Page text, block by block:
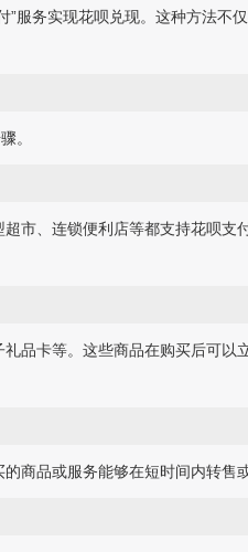
服务实现花呗兑现。这种方法不
。
市、连锁便利店等都支持花呗支
品卡等。这些商品在购买后可以
商品或服务能够在短时间内转售